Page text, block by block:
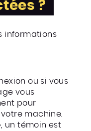
?
informations
ou si vous
vous
pour
machine.
un témoin est